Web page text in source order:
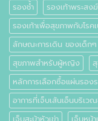
รองช้ำ
รองเท้าพระสงฆ์
รองเท้าเพื่อสุขภาพกับโรค
ลักษณะการเดิน ของเด็กๆ
สุขภาพสำหรับผู้หญิง
หลักการเลือกซื้อแผ่นรอง
อาการที่เจ็บเส้นเอ็นบริเวณ